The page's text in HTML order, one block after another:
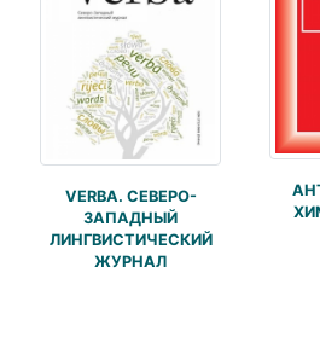
VERBA. СЕВЕРО-
ЗАПАДНЫЙ
ЛИНГВИСТИЧЕСКИЙ
ЖУРНАЛ